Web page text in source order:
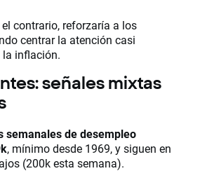
contrario, reforzaría a los
centrar la atención casi
la inflación.
señales mixtas
semanales de desempleo
, mínimo desde 1969, y siguen en
(200k esta semana).